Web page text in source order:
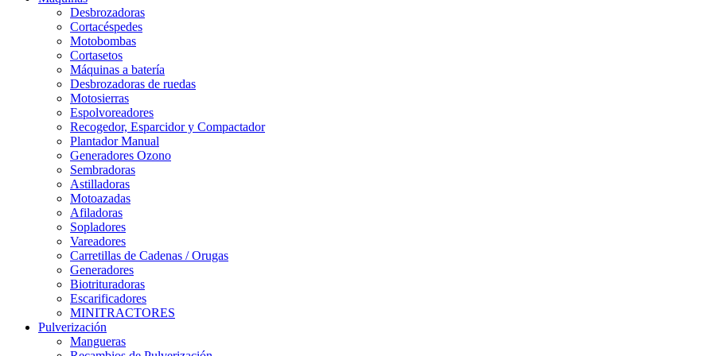
Desbrozadoras
Cortacéspedes
Motobombas
Cortasetos
Máquinas a batería
Desbrozadoras de ruedas
Motosierras
Espolvoreadores
Recogedor, Esparcidor y Compactador
Plantador Manual
Generadores Ozono
Sembradoras
Astilladoras
Motoazadas
Afiladoras
Sopladores
Vareadores
Carretillas de Cadenas / Orugas
Generadores
Biotrituradoras
Escarificadores
MINITRACTORES
Pulverización
Mangueras